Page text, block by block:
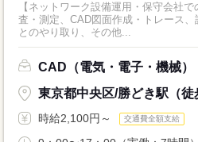
【ネットワーク設備運用・保守会社
査・測定、CAD図面作成・トレース
とのやり取り、その他...
CAD（電気・電子・機械）
東京都中央区/勝どき駅（徒
時給2,100円～ 交通費全額支給